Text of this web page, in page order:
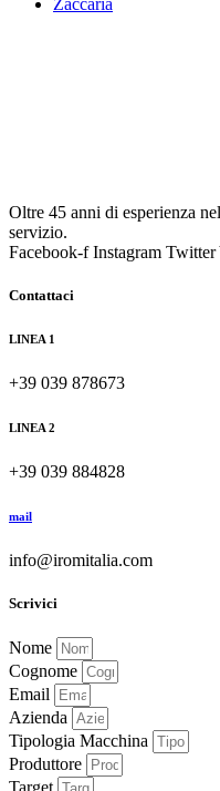
Oltre 45 anni di esperienza
servizio.
Facebook-f Instagram Twitter
Contattaci
LINEA 1
+39 039 878673
LINEA 2
+39 039 884828
mail
info@iromitalia.com
Scrivici
Nome
Cognome
Email
Azienda
Tipologia Macchina
Produttore